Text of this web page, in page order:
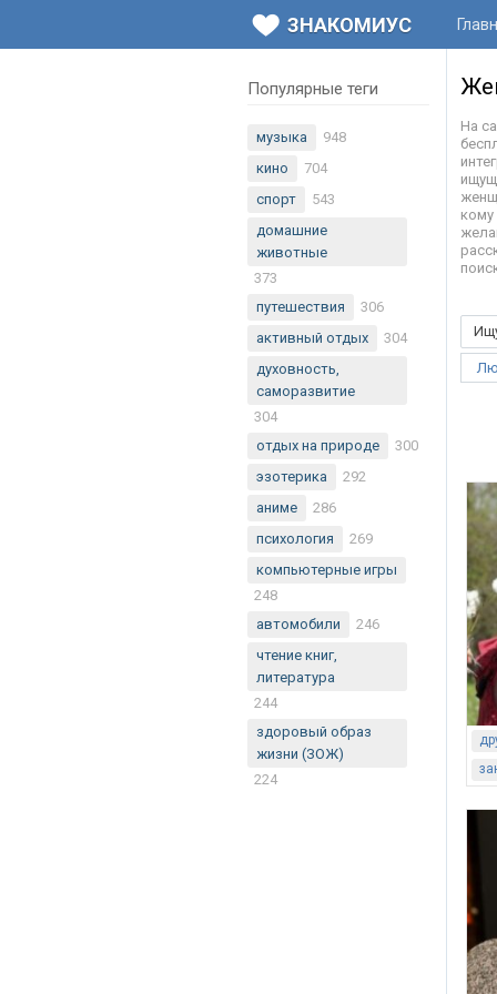
ЗНАКОМИУС
На
кому
Популярные теги
музыка
948
кино
704
спорт
543
домашние
животные
373
путешествия
306
активный отдых
304
духовность,
саморазвитие
304
отдых на природе
300
эзотерика
292
аниме
286
психология
269
компьютерные игры
248
автомобили
246
чтение книг,
литература
244
здоровый образ
жизни (ЗОЖ)
224